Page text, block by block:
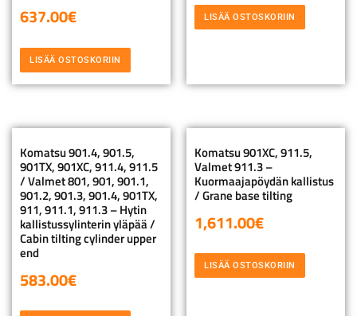
637.00€
LISÄÄ OSTOSKORIIN
LISÄÄ OSTOSKORIIN
Komatsu 901.4, 901.5,
901TX, 901XC, 911.4, 911.5
/ Valmet 801, 901, 901.1,
901.2, 901.3, 901.4, 901TX,
911, 911.1, 911.3 – Hytin
kallistussylinterin yläpää /
Cabin tilting cylinder upper
end
583.00€
Komatsu 901XC, 911.5,
Valmet 911.3 –
Kuormaajapöydän kallistus
/ Grane base tilting
1,611.00€
LISÄÄ OSTOSKORIIN